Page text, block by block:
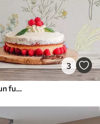
3
Model delicat cu flori de câmp pe un fundal deschis